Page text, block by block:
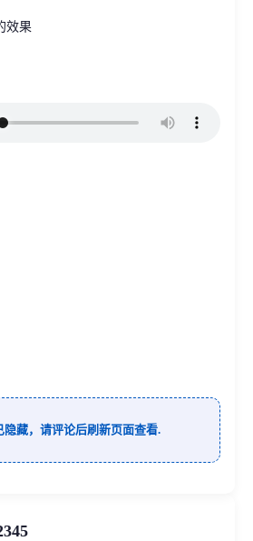
效果
隐藏，请评论后刷新页面查看.